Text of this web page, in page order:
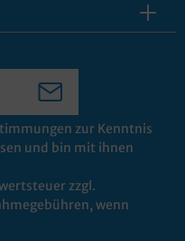
zur Kenntnis
und bin mit ihnen
zzgl.
wenn